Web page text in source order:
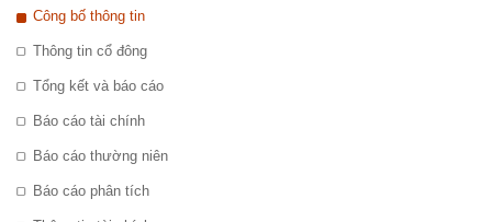
Công bố thông tin
Thông tin cổ đông
Tổng kết và báo cáo
Báo cáo tài chính
Báo cáo thường niên
Báo cáo phân tích